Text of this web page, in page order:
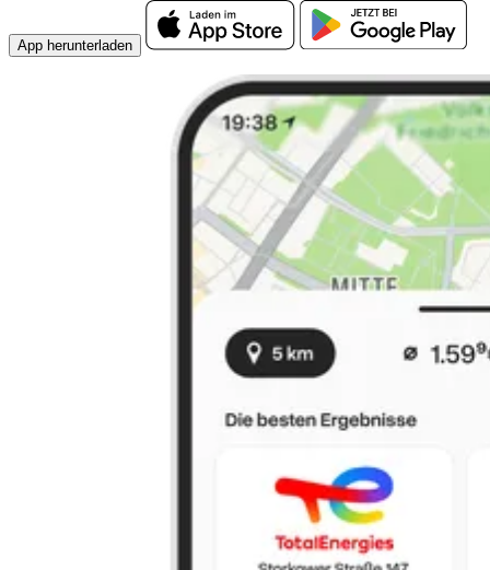
App herunterladen